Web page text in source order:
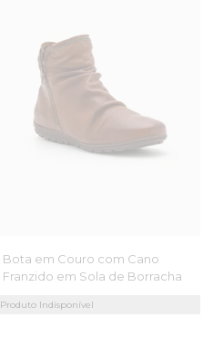
Bota em Couro com Cano
Franzido em Sola de Borracha
Produto Indisponível